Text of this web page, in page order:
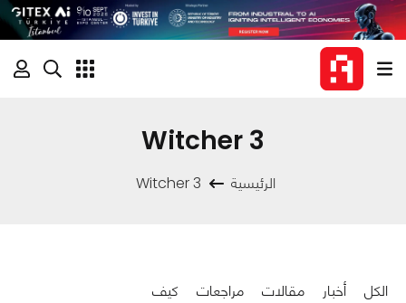
Witcher 3
الرئيسية Witcher 3
الكل أخبار مقالات مراجعات كيف